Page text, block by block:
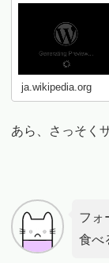
ja.wikipedia.org
あら、さっそく
フォ
食べ